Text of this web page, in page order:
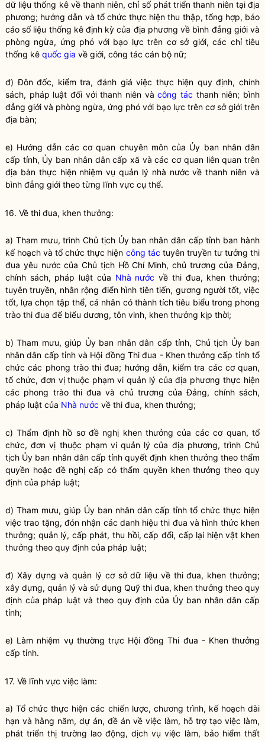
dữ liệu thống kê về thanh niên, chỉ số phát triển thanh niên tại địa
phương; hướng dẫn và tổ chức thực hiện thu thập, tổng hợp, báo
cáo số liệu thống kê định kỳ của địa phương về bình đẳng giới và
phòng ngừa, ứng phó với bạo lực trên cơ sở giới, các chỉ tiêu
thống kê quốc gia về giới, công tác cán bộ nữ;
đ) Đôn đốc, kiểm tra, đánh giá việc thực hiện quy định, chính
sách, pháp luật đối với thanh niên vàcông tác thanh niên; bình
đẳng giới và phòng ngừa, ứng phó với bạo lực trên cơ sở giới trên
địa bàn;
e) Hướng dẫn các cơ quan chuyên môn của Ủy ban nhân dân
cấp tỉnh, Ủy ban nhân dân cấp xã và các cơ quan liên quan trên
địa bànthực hiện nhiệm vụquản lý nhà nước về thanh niên và
bình đẳng giới theo từng lĩnh vực cụ thể.
16. Về thi đua, khen thưởng:
a) Tham mưu, trình Chủ tịch Ủy ban nhân dâncấp tỉnh ban hành
kế hoạch và tổ chức thực hiện công tác tuyên truyền tư tưởng thi
đua yêu nước của Chủ tịch Hồ Chí Minh, chủ trương của Đảng,
chính sách, pháp luật của Nhà nước về thi đua, khen thưởng;
tuyên truyền, nhân rộng điển hình tiên tiến, gương người tốt, việc
tốt, lựa chọn tập thể, cá nhân có thành tích tiêu biểu trong phong
trào thi đua để biểu dương, tôn vinh, khen thưởng kịp thời;
b) Tham mưu, giúp Ủy ban nhân dân cấp tỉnh, Chủ tịch Ủy ban
nhân dân cấp tỉnh và Hội đồng Thi đua - Khen thưởng cấp tỉnh tổ
chức các phong trào thi đua; hướng dẫn, kiểm tra các cơ quan,
tổ chức, đơn vị thuộc phạm vi quản lý của địa phương thực hiện
các phong trào thi đua và chủ trương của Đảng, chính sách,
pháp luật của Nhà nước về thi đua, khen thưởng;
c) Thẩm định hồ sơ đề nghị khen thưởng của các cơ quan, tổ
chức, đơn vị thuộc phạm vi quản lý của địa phương, trình Chủ
tịch Ủy ban nhân dâncấp tỉnh quyết định khen thưởng theo thẩm
quyền hoặc đề nghị cấp có thẩm quyềnkhen thưởng theo quy
định của pháp luật;
d) Tham mưu, giúp Ủy ban nhân dân cấp tỉnh tổ chức thực hiện
việc trao tặng, đón nhận các danh hiệu thi đua và hình thức khen
thưởng; quản lý, cấp phát, thu hồi, cấp đổi, cấp lại hiện vật khen
thưởng theo quy định của pháp luật;
đ) Xây dựng và quản lý cơ sở dữ liệu về thi đua, khen thưởng;
xây dựng, quản lý và sử dụng Quỹ thi đua, khen thưởng theo quy
định của pháp luậtvà theo quy định của Ủy ban nhân dân cấp
tỉnh;
e) Làm nhiệm vụ thường trực Hội đồng Thi đua - Khen thưởng
cấp tỉnh.
17. Về lĩnh vực việc làm:
a) Tổ chức thực hiện các chiến lược, chương trình, kế hoạch dài
hạn và hằng năm, dự án, đề án về việc làm, hỗ trợ tạo việc làm,
phát triển thị trường lao động, dịch vụ việc làm, bảo hiểm thất